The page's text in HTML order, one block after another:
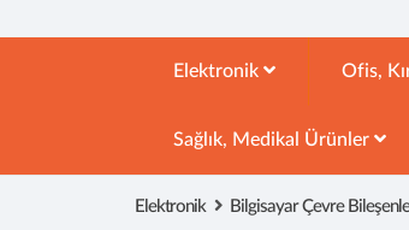
Elektronik Ofis,
Sağlık, Medikal Ürünler
Elektronik Bilgisayar Çevre